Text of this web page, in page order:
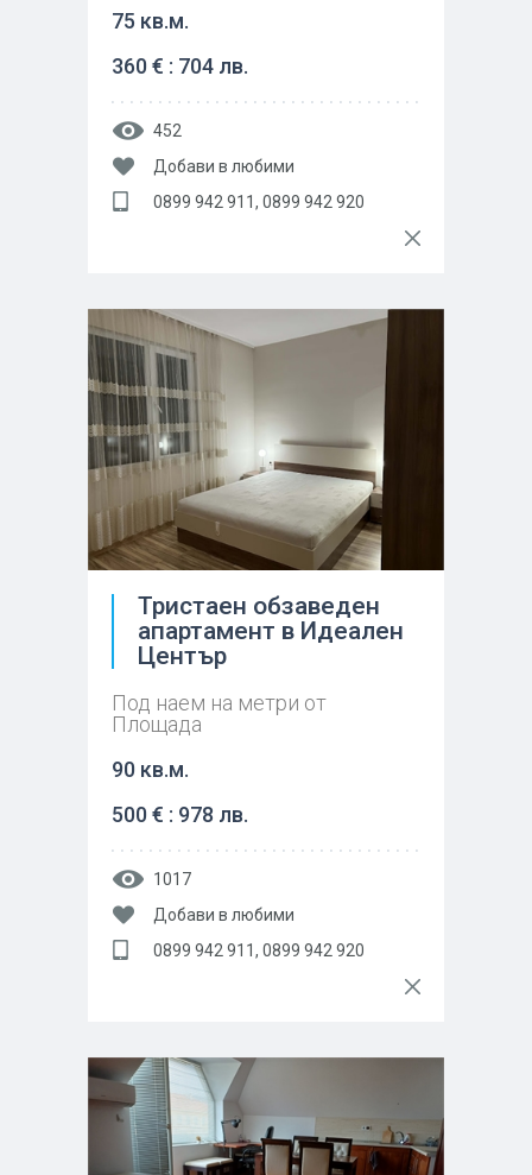
75 кв.м.
360 € : 704 лв.
452
Добави в любими
0899 942 911, 0899 942 920
Тристаен обзаведен
апартамент в Идеален
Център
Под наем на метри от
Площада
90 кв.м.
500 € : 978 лв.
1017
Добави в любими
0899 942 911, 0899 942 920